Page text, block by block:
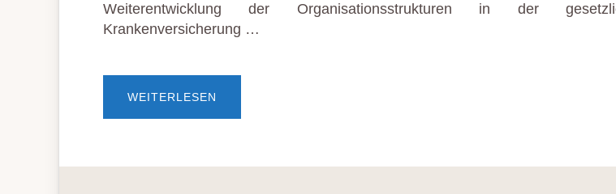
Weiterentwicklung der Organisationsstrukturen in der
Krankenversicherung …
WEITERLESEN
WEITERENTWICKLUNG
DER